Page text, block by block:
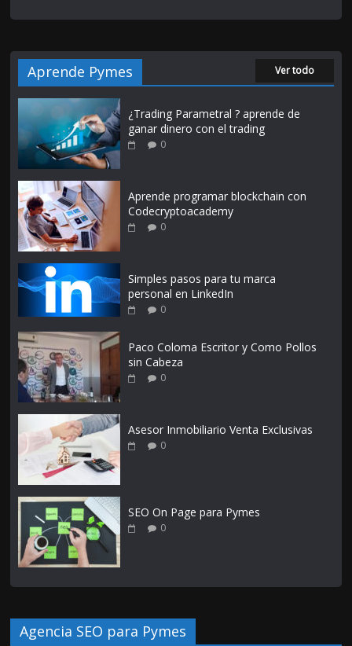
Aprende Pymes Ver todo
¿Trading Parametral ? aprende de
ganar dinero con el trading
0
Aprende programar blockchain con
Codecryptoacademy
0
Simples pasos para tu marca
personal en LinkedIn
0
Paco Coloma Escritor y Como Pollos
sin Cabeza
0
Asesor Inmobiliario Venta Exclusivas
0
SEO On Page para Pymes
0
Agencia SEO para Pymes